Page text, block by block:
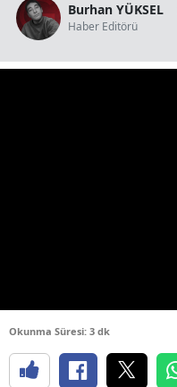
Burhan YÜKSEL
Haber Editörü
Okunma Süresi: 3 dk